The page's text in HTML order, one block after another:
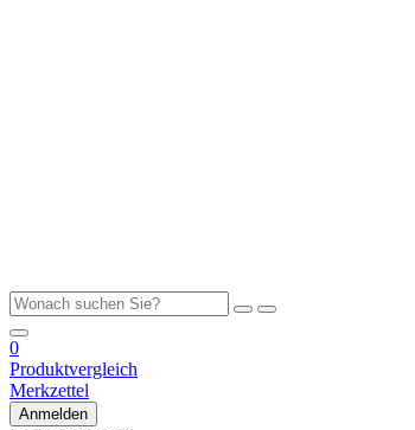
0
Produktvergleich
Merkzettel
Anmelden